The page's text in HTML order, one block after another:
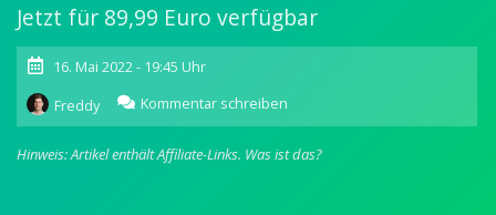
Jetzt für 89,99 Euro verfügbar
16. Mai 2022 - 19:45 Uhr
Freddy
Kommentar schreiben
Satechi
2-
in-
Hinweis: Artikel enthält Affiliate-Links. Was ist das?